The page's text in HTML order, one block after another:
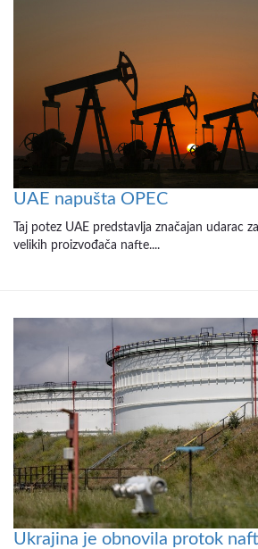
UAE napušta OPEC
Taj potez UAE predstavlja značajan udarac
velikih proizvođača nafte....
Ukrajina je obnovila protok